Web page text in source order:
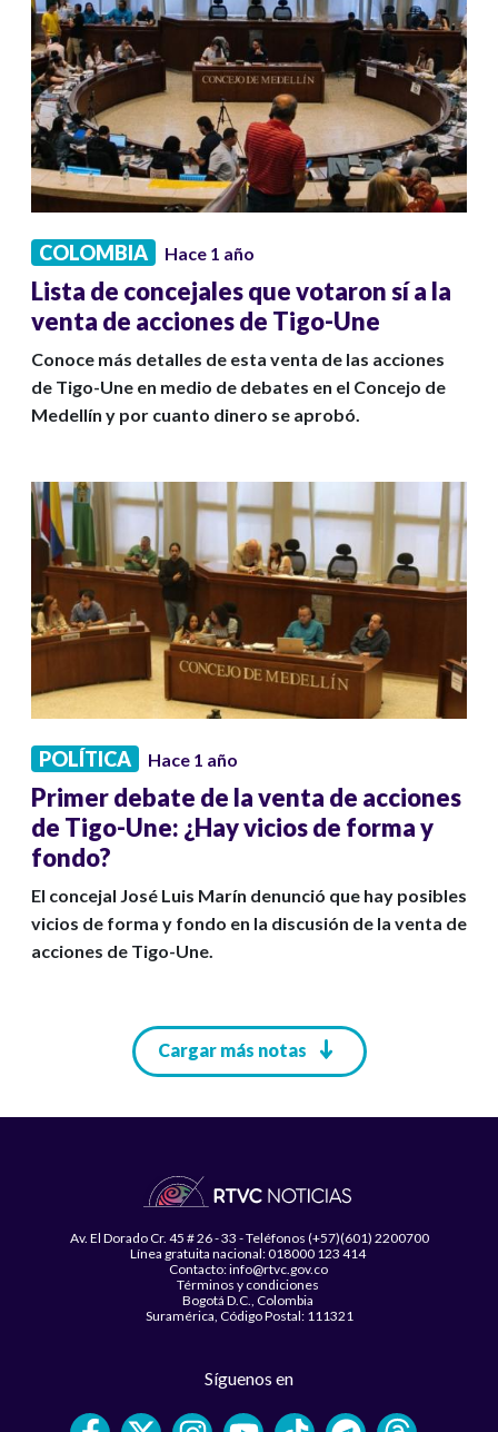
COLOMBIA Hace 1 año
Lista de concejales que votaron sí a la
venta de acciones de Tigo-Une
Conoce más detalles de esta venta de las acciones
de Tigo-Une en medio de debates en el Concejo de
Medellín y por cuanto dinero se aprobó.
POLÍTICA Hace 1 año
Primer debate de la venta de acciones
de Tigo-Une: ¿Hay vicios de forma y
fondo?
El concejal José Luis Marín denunció que hay posibles
vicios de forma y fondo en la discusión de la venta de
acciones de Tigo-Une.
Cargar más notas
Av. El Dorado Cr. 45 # 26 - 33 - Teléfonos (+57)(601) 2200700
Línea gratuita nacional: 018000 123 414
Contacto: info@rtvc.gov.co
Términos y condiciones
Bogotá D.C., Colombia
Suramérica, Código Postal: 111321
Síguenos en